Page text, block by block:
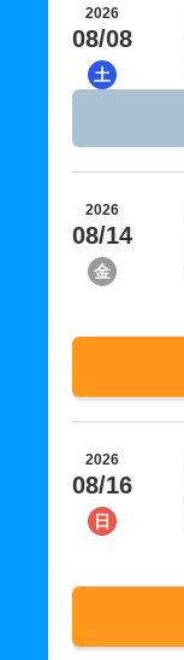
2026
08/08
土
2026
08/14
金
2026
08/16
日